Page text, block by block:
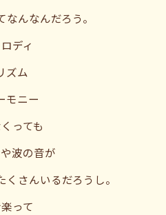
んなんだろう。
ディ
ズム
モニー
っても
波の音が
さんいるだろうし。
って